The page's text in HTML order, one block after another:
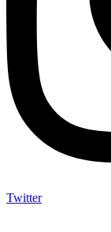
Twitter